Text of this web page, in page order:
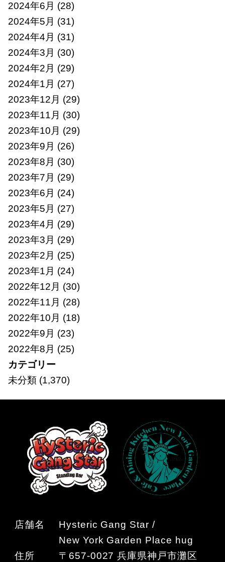
2024年6月 (28)
2024年5月 (31)
2024年4月 (31)
2024年3月 (30)
2024年2月 (29)
2024年1月 (27)
2023年12月 (29)
2023年11月 (30)
2023年10月 (29)
2023年9月 (26)
2023年8月 (30)
2023年7月 (29)
2023年6月 (24)
2023年5月 (27)
2023年4月 (29)
2023年3月 (29)
2023年2月 (25)
2023年1月 (24)
2022年12月 (30)
2022年11月 (28)
2022年10月 (18)
2022年9月 (23)
2022年8月 (25)
カテゴリー
未分類(1,370)
店舗名
Hysteric Gang Star /
New York Garden Place hug
住所
〒657-0027 兵庫県神戸市灘区